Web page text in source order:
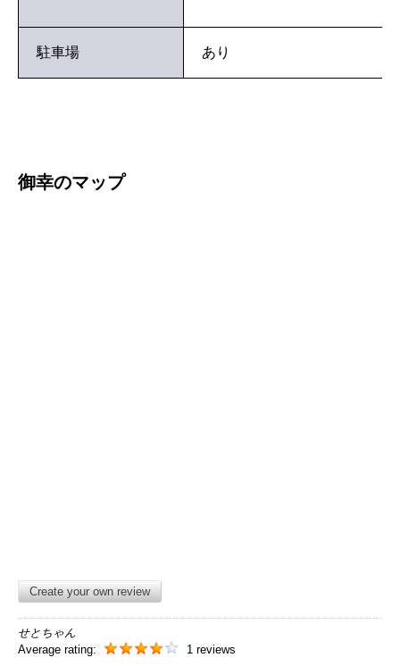
駐車場 あり
御幸のマップ
Create your own review
せとちゃん
Average rating:
1 reviews